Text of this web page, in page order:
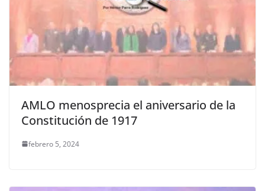
AMLO menosprecia el aniversario de la
Constitución de 1917
febrero 5, 2024